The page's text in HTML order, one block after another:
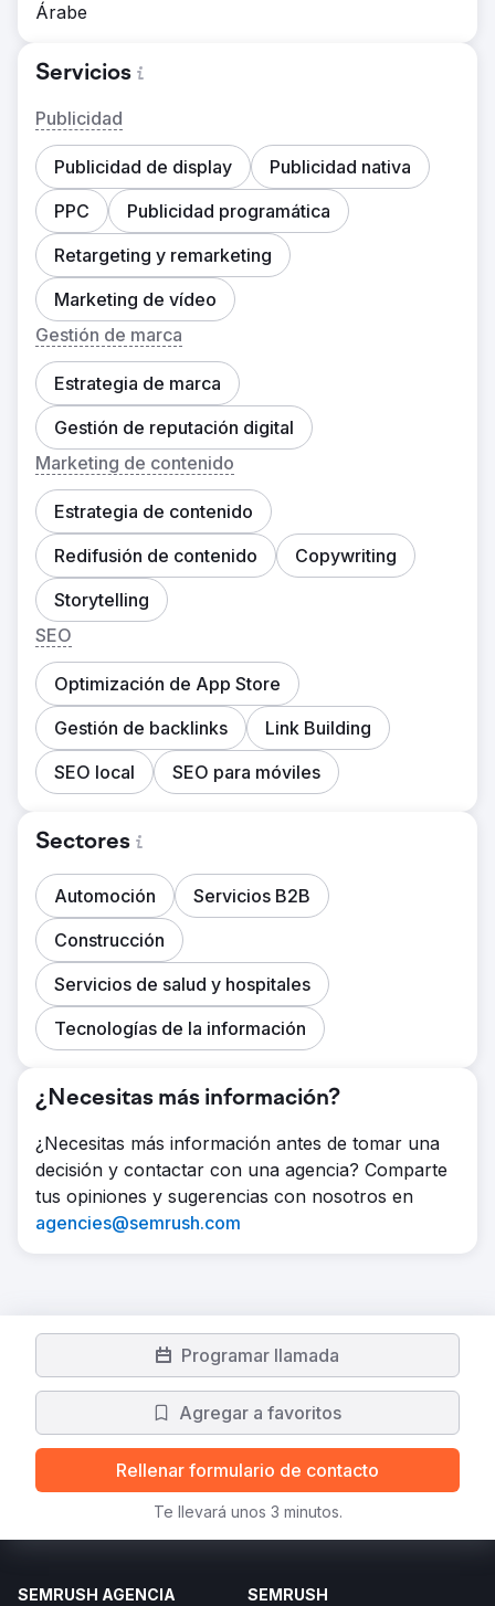
Árabe
Servicios
Publicidad
Publicidad de display
Publicidad nativa
PPC
Publicidad programática
Retargeting y remarketing
Marketing de vídeo
Gestión de marca
Estrategia de marca
Gestión de reputación digital
Marketing de contenido
Estrategia de contenido
Redifusión de contenido
Copywriting
Storytelling
SEO
Optimización de App Store
Gestión de backlinks
Link Building
SEO local
SEO para móviles
Sectores
Automoción
Servicios B2B
Construcción
Servicios de salud y hospitales
Tecnologías de la información
¿Necesitas más información?
¿Necesitas más información antes de tomar una
decisión y contactar con una agencia? Comparte
tus opiniones y sugerencias con nosotros en
agencies@semrush.com
Programar llamada
Agregar a favoritos
Rellenar formulario de contacto
Te llevará unos 3 minutos.
SEMRUSH AGENCIA SEMRUSH